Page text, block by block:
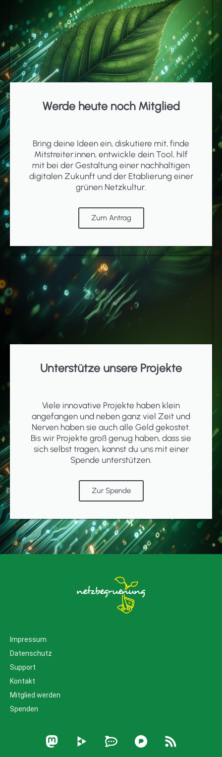
Werde heute noch Mitglied
Bring deine Ideen ein, diskutiere mit, finde
Mitstreiter:innen, entwickle dein Tool, hilf
mit bei der Gestaltung einer nachhaltigen
digitalen Zukunft und der Etablierung einer
grünen Netzkultur.
Zum Antrag
Unterstütze unsere Projekte
Viele innovative Projekte haben klein
angefangen und neben ganz viel Zeit und
Nerven haben sie auch alle Geld gekostet.
Bis wir Projekte groß genug haben, dass sie
sich selbst tragen, kannst du uns mit einer
Spende unterstützen.
Zur Spende
Impressum
Datenschutz
Support
Kontakt
Mitglied werden
Spenden